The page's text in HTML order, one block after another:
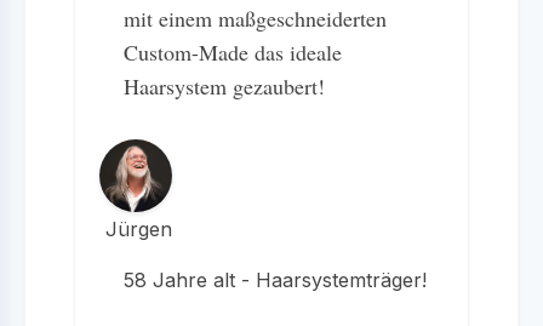
mit einem maßgeschneiderten
Custom-Made das ideale
Haarsystem gezaubert!
Jürgen
58 Jahre alt - Haarsystemträger!